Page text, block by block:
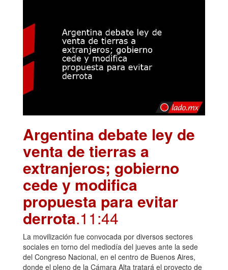
Argentina debate ley de
venta de tierras a
extranjeros; gobierno
cede y modifica
propuesta para evitar
derrota.11:44
La movilización fue convocada por diversos sectores
sociales en torno del mediodía del jueves ante la sede
del Congreso Nacional, en el centro de Buenos Aires,
donde el pleno de la Cámara Alta tratará el proyecto de